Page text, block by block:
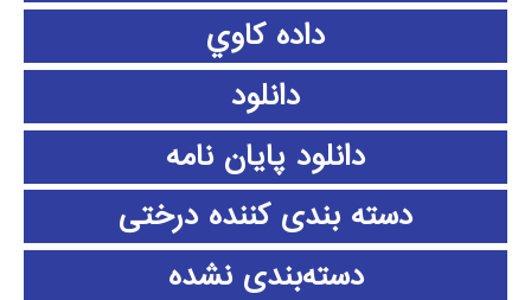
داده كاوي
دانلود
دانلود پايان نامه
دسته بندی کننده درختی
دسته‌بندی نشده